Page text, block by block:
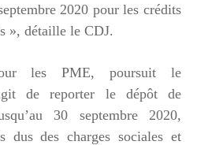
2020 pour les crédits
», détaille le CDJ.
les PME, poursuit le
de reporter le dépôt de
30 septembre 2020,
dus des charges sociales et